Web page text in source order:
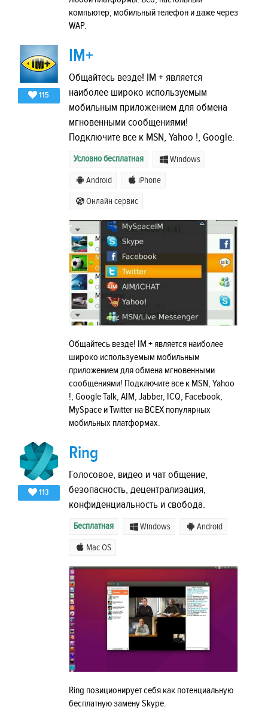
компьютер, мобильный телефон и даже через
WAP.
115
IM+
Общайтесь везде! IM + является
наиболее широко используемым
мобильным приложением для обмена
мгновенными сообщениями!
Подключите все к MSN, Yahoo !, Google.
Условно бесплатная Windows
Android iPhone
Онлайн сервис
Общайтесь везде! IM + является наиболее
широко используемым мобильным
приложением для обмена мгновенными
сообщениями! Подключите все к MSN, Yahoo
!, Google Talk, AIM, Jabber, ICQ, Facebook,
MySpace и Twitter на ВСЕХ популярных
мобильных платформах.
113
Ring
Голосовое, видео и чат общение,
безопасность, децентрализация,
конфиденциальность и свобода.
Бесплатная Windows Android
Mac OS
Ring позиционирует себя как потенциальную
бесплатную замену Skype.